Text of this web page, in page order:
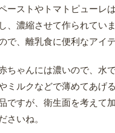
ーストやトマトピューレ
、濃縮させて作られてい
で、離乳食に便利なアイ
ちゃんには濃いので、水
ミルクなどで薄めてあげ
ですが、衛生面を考えて
さいね。